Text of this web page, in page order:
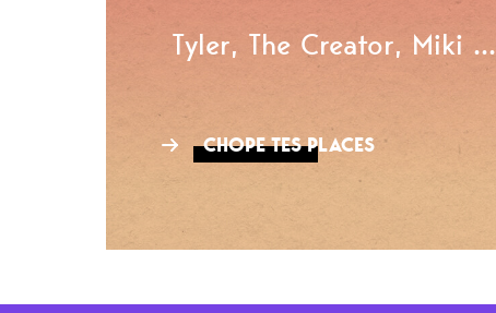
Tyler, The Creator, Miki ...
CHOPE TES PLACES